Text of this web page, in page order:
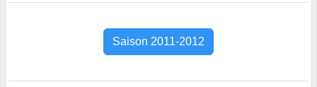
Saison 2011-2012